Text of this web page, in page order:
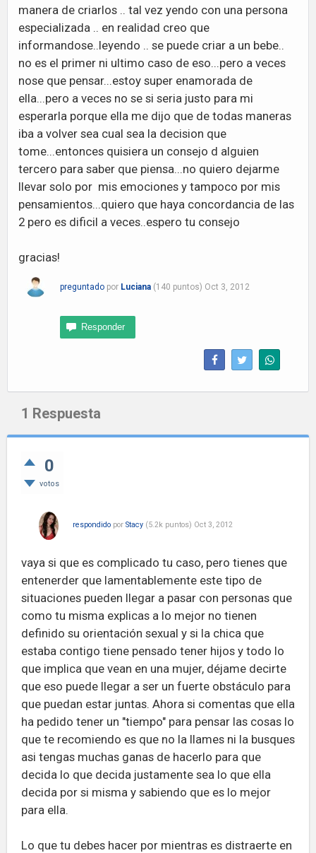
manera de criarlos .. tal vez yendo con una persona
especializada .. en realidad creo que
informandose..leyendo .. se puede criar a un bebe..
no es el primer ni ultimo caso de eso...pero a veces
nose que pensar...estoy super enamorada de
ella...pero a veces no se si seria justo para mi
esperarla porque ella me dijo que de todas maneras
iba a volver sea cual sea la decision que
tome...entonces quisiera un consejo d alguien
tercero para saber que piensa...no quiero dejarme
llevar solo por mis emociones y tampoco por mis
pensamientos...quiero que haya concordancia de las
2 pero es dificil a veces..espero tu consejo
gracias!
preguntado por Luciana (140 puntos) Oct 3, 2012
1 Respuesta
0
votos
respondido por Stacy (5.2k puntos) Oct 3, 2012
vaya si que es complicado tu caso, pero tienes que
entenerder que lamentablemente este tipo de
situaciones pueden llegar a pasar con personas que
como tu misma explicas a lo mejor no tienen
definido su orientación sexual y si la chica que
estaba contigo tiene pensado tener hijos y todo lo
que implica que vean en una mujer, déjame decirte
que eso puede llegar a ser un fuerte obstáculo para
que puedan estar juntas. Ahora si comentas que ella
ha pedido tener un "tiempo" para pensar las cosas lo
que te recomiendo es que no la llames ni la busques
asi tengas muchas ganas de hacerlo para que
decida lo que decida justamente sea lo que ella
decida por si misma y sabiendo que es lo mejor
para ella.
Lo que tu debes hacer por mientras es distraerte en